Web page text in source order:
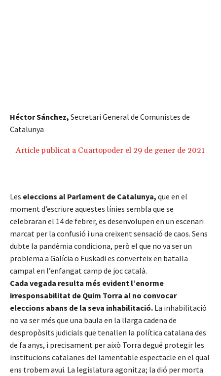
Héctor Sánchez, Secretari General de Comunistes de
Catalunya
Article publicat a Cuartopoder el 29 de gener de 2021
Les eleccions al Parlament de Catalunya, que en el
moment d’escriure aquestes línies sembla que se
celebraran el 14 de febrer, es desenvolupen en un escenari
marcat per la confusió i una creixent sensació de caos. Sens
dubte la pandèmia condiciona, però el que no va ser un
problema a Galícia o Euskadi es converteix en batalla
campal en l’enfangat camp de joc català.
Cada vegada resulta més evident l’enorme
irresponsabilitat de Quim Torra al no convocar
eleccions abans de la seva inhabilitació. La inhabilitació
no va ser més que una baula en la llarga cadena de
despropòsits judicials que tenallen la política catalana des
de fa anys, i precisament per això Torra degué protegir les
institucions catalanes del lamentable espectacle en el qual
ens trobem avui. La legislatura agonitza; la dió per morta